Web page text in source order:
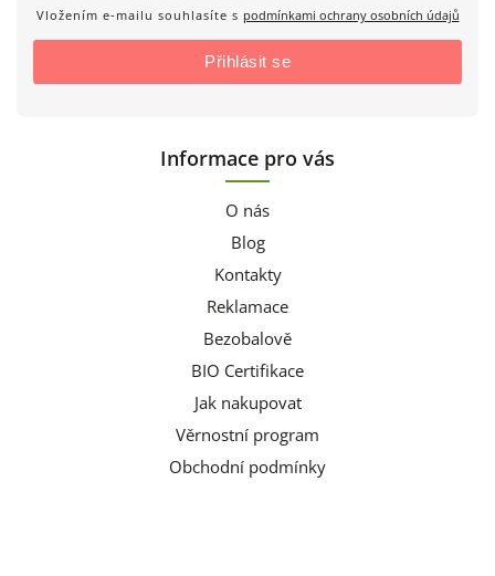
Vložením e-mailu souhlasíte s podmínkami ochrany osobních údajů
Přihlásit se
Informace pro vás
O nás
Blog
Kontakty
Reklamace
Bezobalově
BIO Certifikace
Jak nakupovat
Věrnostní program
Obchodní podmínky